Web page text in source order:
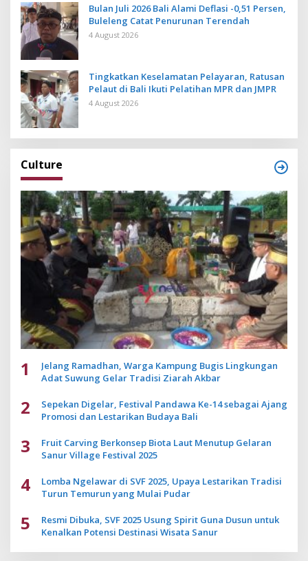
Bulan Juli 2026 Bali Alami Deflasi -0,51 Persen,
Buleleng Catat Penurunan Terendah
4 August 2026
Tingkatkan Keselamatan Pelayaran, Ratusan
Pelaut di Bali Ikuti Pelatihan MPR dan JMPR
4 August 2026
Culture
1
Jelang Ramadhan, Warga Kampung Bugis Lingkungan
Adat Suwung Gelar Tradisi Ziarah Akbar
2
Sepekan Digelar, Festival Pandawa Ke-14 sebagai Ajang
Promosi dan Lestarikan Budaya Bali
3
Fruit Carving Berkonsep Biota Laut Menutup Gelaran
Sanur Village Festival 2025
4
Lomba Ngelawar di SVF 2025, Upaya Lestarikan Tradisi
Turun Temurun yang Mulai Pudar
5
Resmi Dibuka, SVF 2025 Usung Spirit Guna Dusun untuk
Kenalkan Potensi Destinasi Wisata Sanur